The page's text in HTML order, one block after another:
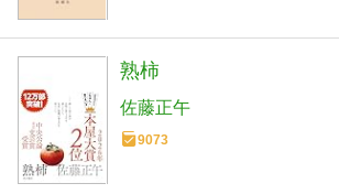
熟柿
佐藤正午
9073